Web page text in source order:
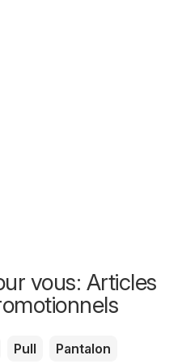
vous: Articles
Pull
Pantalon